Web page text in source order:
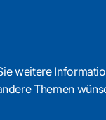
weitere
Themen